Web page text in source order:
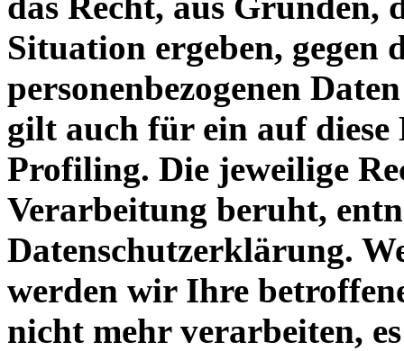
Situation ergeben,
personenbezogenen
gilt auch für ein auf diese
Profiling. Die jeweilige
Verarbeitung beruht,
Datenschutzerklärung.
werden wir Ihre
nicht mehr verarbeiten,